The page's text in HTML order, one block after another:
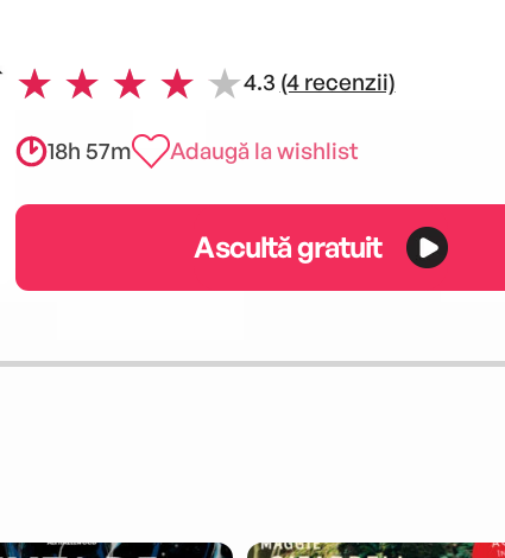
4.3 (4 recenzii)
18h 57m Adaugă la wishlist
Ascultă gratuit